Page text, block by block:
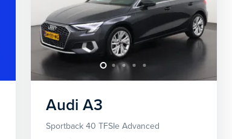
Audi A3
Sportback 40 TFSIe Advanced